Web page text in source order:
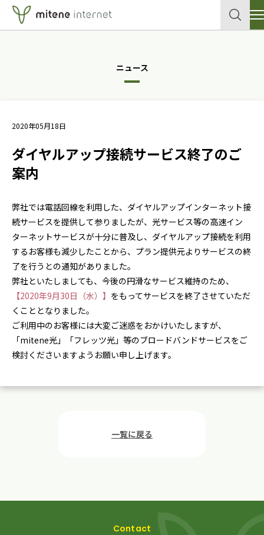
クラウド
ネットワーク
ホスティングサービス
企業情報
テックブログ
お問い合わせ
ニュース
2020年05月18日
ダイヤルアップ接続サービス終了のご
案内
弊社では電話回線を利用した、ダイヤルアップインターネット接
続サービスを提供して参りましたが、光サービス等の高速イン
ターネットサービスが十分に普及し、ダイヤルアップ接続を利用
するお客様も減少したことから、プラン提供元よりサービスの終
了を行うとの通知がありました。
弊社といたしましても、今後の円滑なサービス維持のため、
【2020年9月30日（水）】 をもってサービスを終了させていただ
くこととなりました。
ご利用中のお客様には大変ご迷惑をおかけいたしますが、
「mitene光」「フレッツ光」等のブロードバンドサービスをご
検討くださいますようお願い申し上げます。
一覧に戻る